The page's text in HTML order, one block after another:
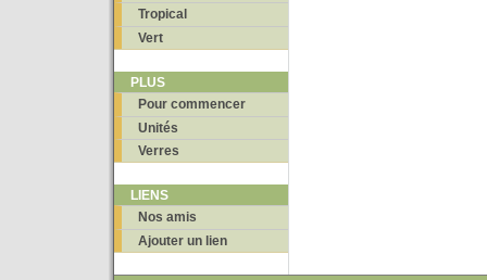
Tropical
Vert
PLUS
Pour commencer
Unités
Verres
LIENS
Nos amis
Ajouter un lien